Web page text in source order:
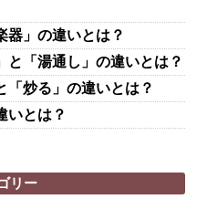
器」の違いとは？
と「湯通し」の違いとは？
「炒る」の違いとは？
いとは？
リー